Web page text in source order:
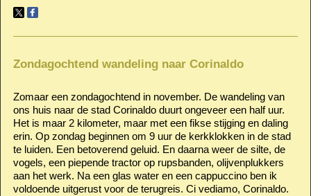
Zondagochtend wandeling naar Corinaldo
Zomaar een zondagochtend in november. De wandeling van
ons huis naar de stad Corinaldo duurt ongeveer een half uur.
Het is maar 2 kilometer, maar met een fikse stijging en daling
erin. Op zondag beginnen om 9 uur de kerkklokken in de stad
te luiden. Een betoverend geluid. En daarna weer de silte, de
vogels, een piepende tractor op rupsbanden, olijvenplukkers
aan het werk. Na een glas water en een cappuccino ben ik
voldoende uitgerust voor de terugreis. Ci vediamo, Corinaldo.